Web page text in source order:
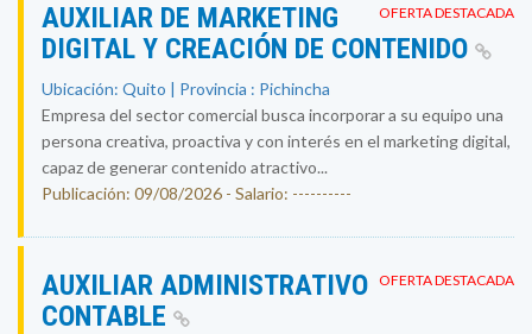
OFERTA DESTACADA
AUXILIAR DE MARKETING
DIGITAL Y CREACIÓN DE CONTENIDO
Ubicación: Quito | Provincia : Pichincha
Empresa del sector comercial busca incorporar a su equipo una
persona creativa, proactiva y con interés en el marketing digital,
capaz de generar contenido atractivo...
Publicación: 09/08/2026 - Salario: ----------
OFERTA DESTACADA
AUXILIAR ADMINISTRATIVO
CONTABLE